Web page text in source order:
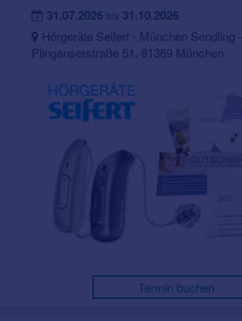
31.07.2026 bis 31.10.2026
Hörgeräte Seifert - München Sendling -
Plinganserstraße 51, 81369 München
Termin buchen